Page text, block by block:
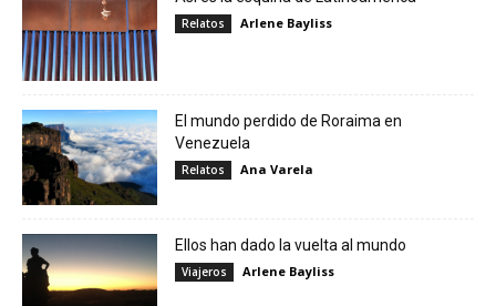
Relatos Arlene Bayliss
El mundo perdido de Roraima en
Venezuela
Relatos Ana Varela
Ellos han dado la vuelta al mundo
Viajeros Arlene Bayliss